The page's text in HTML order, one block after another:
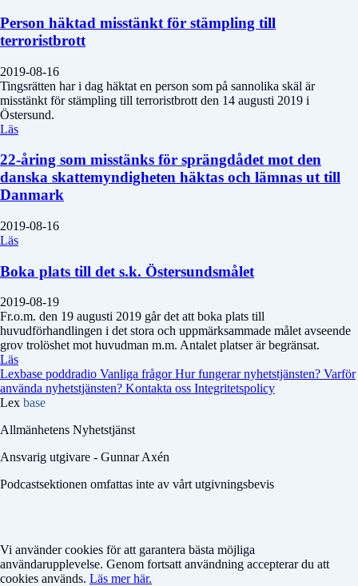
Person häktad misstänkt för stämpling till
terroristbrott
2019-08-16
Tingsrätten har i dag häktat en person som på sannolika skäl är
misstänkt för stämpling till terroristbrott den 14 augusti 2019 i
Östersund.
Läs
22-åring som misstänks för sprängdådet mot den
danska skattemyndigheten häktas och lämnas ut till
Danmark
2019-08-16
Läs
Boka plats till det s.k. Östersundsmålet
2019-08-19
Fr.o.m. den 19 augusti 2019 går det att boka plats till
huvudförhandlingen i det stora och uppmärksammade målet avseende
grov trolöshet mot huvudman m.m. Antalet platser är begränsat.
Läs
Lexbase poddradio Vanliga frågorHur fungerar nyhetstjänsten? Varför
använda nyhetstjänsten? Kontakta oss Integritetspolicy
Lex base
Allmänhetens Nyhetstjänst
Ansvarig utgivare - Gunnar Axén
Podcastsektionen omfattas inte av vårt utgivningsbevis
Vi använder cookies för att garantera bästa möjliga
användarupplevelse. Genom fortsatt användning accepterar du att
cookies används. Läs mer här.